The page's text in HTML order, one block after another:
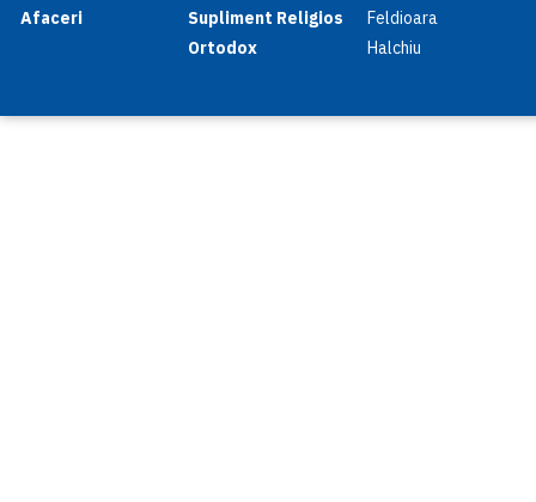
Afaceri
Supliment Religios
Ortodox
Feldioara
Halchiu